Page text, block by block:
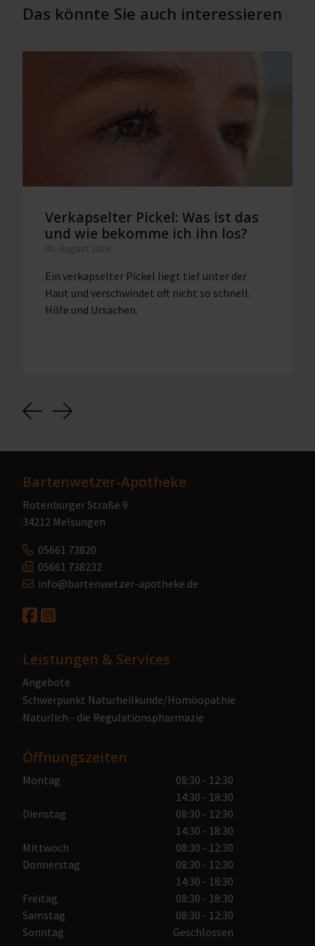
Das könnte Sie auch interessieren
Verkapselter Pickel: Was ist das
und wie bekomme ich ihn los?
05. August 2026
Ein verkapselter Pickel liegt tief unter der
Haut und verschwindet oft nicht so schnell.
Hilfe und Ursachen.
Previous
Next
Bartenwetzer-Apotheke
Rotenburger Straße 9
34212 Melsungen
05661 73820
05661 738232
info@bartenwetzer-apotheke.de
Leistungen & Services
Angebote
Schwerpunkt Naturheilkunde/Homöopathie
Natürlich - die Regulationspharmazie
Öffnungszeiten
Montag
08:30 - 12:30
14:30 - 18:30
Dienstag
08:30 - 12:30
14:30 - 18:30
Mittwoch
08:30 - 12:30
Donnerstag
08:30 - 12:30
14:30 - 18:30
Freitag
08:30 - 18:30
Samstag
08:30 - 12:30
Sonntag
Geschlossen